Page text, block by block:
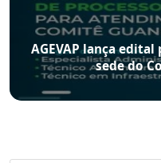
AGEVAP lança
sede do